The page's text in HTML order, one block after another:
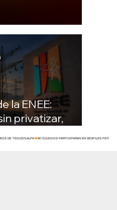
ve
la ENEE:
privatizar,
DE TEGUCIGALPA